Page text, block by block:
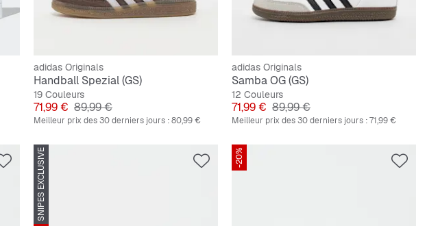
adidas Originals
Handball Spezial (GS)
19 Couleurs
Prix
71,99 € Prix original
89,99 €
Meilleur prix des 30 derniers jours :80,99 €
adidas Originals
Samba OG (GS)
12 Couleurs
Prix
71,99 € Prix original
89,99 €
Meilleur prix des 30 derniers jours :71,99 €
SNIPES EXCLUSIVE -20%